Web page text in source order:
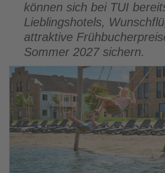
können sich bei TUI
Lieblingshotels,
attraktive
Sommer 2027 sichern.